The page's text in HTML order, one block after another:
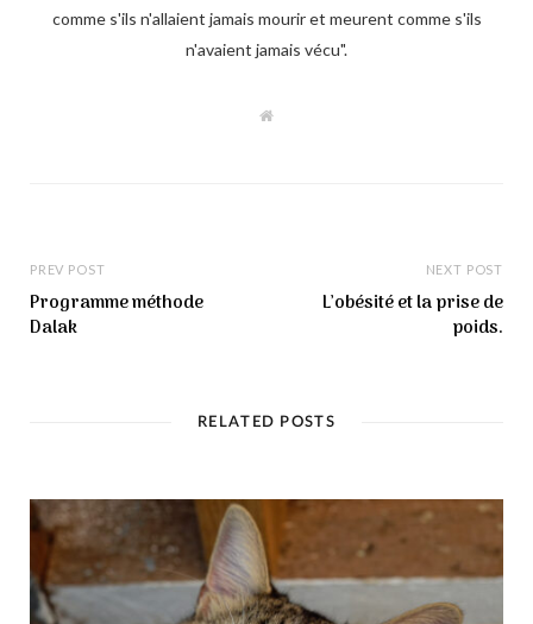
comme s'ils n'allaient jamais mourir et meurent comme s'ils
n'avaient jamais vécu".
W
PREV POST
Programme méthode
Dalak
NEXT POST
L’obésité et la prise de
poids.
RELATED POSTS